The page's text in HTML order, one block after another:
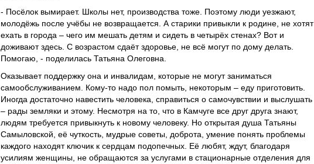
- Посёлок вымирает. Школы нет, производства тоже. Поэтому люди уезжают,
молодёжь после учёбы не возвращается. А старики привыкли к родине, не хотят
ехать в города – чего им мешать детям и сидеть в четырёх стенах? Вот и
доживают здесь. С возрастом сдаёт здоровье, не всё могут по дому делать.
Помогаю, - поделилась Татьяна Олеговна.
Оказывает поддержку она и инвалидам, которые не могут заниматься
самообслуживанием. Кому-то надо пол помыть, некоторым – еду приготовить.
Иногда достаточно навестить человека, справиться о самочувствии и выслушать
– рады земляки и этому. Несмотря на то, что в Камчуге все друг друга знают,
людям требуется привыкнуть к новому человеку. Но открытая душа Татьяны
Самыловской, её чуткость, мудрые советы, доброта, умение понять проблемы
каждого находят ключик к сердцам подопечных. Её любят, ждут, благодаря
усилиям женщины, не обращаются за услугами в стационарные отделения для